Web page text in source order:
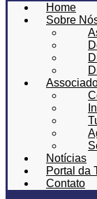
Home
Sobre
Notícias
Portal da
Contato